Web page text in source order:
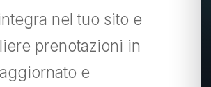
nel tuo sito e
prenotazioni in
e